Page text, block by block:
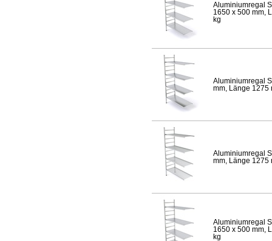
Aluminiumregal
1650 x 500 mm,
kg
Aluminiumregal
mm, Länge 1275
Aluminiumregal
mm, Länge 1275
Aluminiumregal
1650 x 500 mm,
kg